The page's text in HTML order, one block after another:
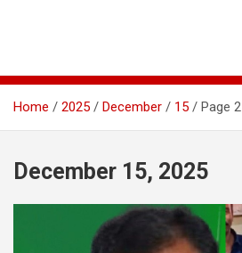
Home 2025 December 15 Page 2
December 15, 2025